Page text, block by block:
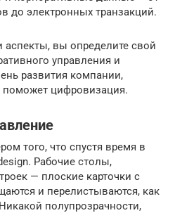
до электронных транзакций.
аспекты, вы определите свой
управления и
развития компании,
поможет цифровизация.
того, что спустя время в
Рабочие столы,
— плоские карточки с
и перелистываются, как
полупрозрачности,